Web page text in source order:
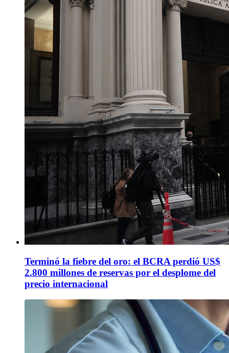
Terminó la fiebre del oro: el BCRA perdió US$
2.800 millones de reservas por el desplome del
precio internacional